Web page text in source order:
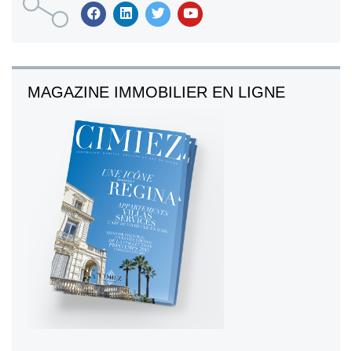
MAGAZINE IMMOBILIER EN LIGNE